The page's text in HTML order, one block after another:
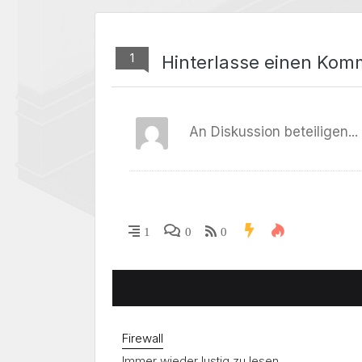
1 Hinterlasse einen
1 0 0
Firewall